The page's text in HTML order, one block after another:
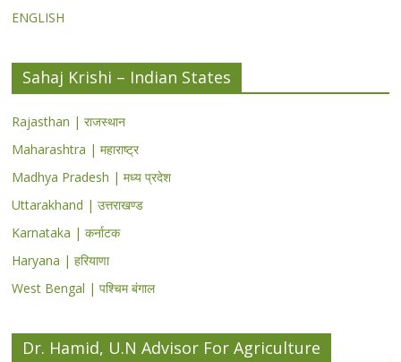
ENGLISH
Sahaj Krishi – Indian States
Rajasthan | राजस्थान
Maharashtra | महाराष्ट्र
Madhya Pradesh | मध्य प्रदेश
Uttarakhand | उत्तराखण्ड
Karnataka | कर्नाटक
Haryana | हरियाणा
West Bengal | पश्चिम बंगाल
Dr. Hamid, U.N Advisor For Agriculture